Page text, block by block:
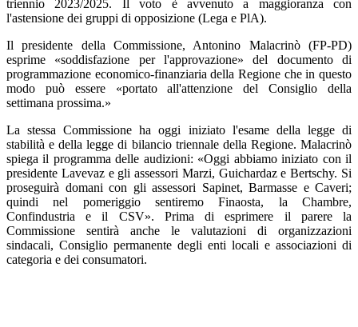
triennio 2023/2025. Il voto è avvenuto a maggioranza con
l'astensione dei gruppi di opposizione (Lega e PlA).
Il presidente della Commissione, Antonino Malacrinò (FP-PD)
esprime «soddisfazione per l'approvazione» del documento di
programmazione economico-finanziaria della Regione che in questo
modo può essere «portato all'attenzione del Consiglio della
settimana prossima.»
La stessa Commissione ha oggi iniziato l'esame della legge di
stabilità e della legge di bilancio triennale della Regione. Malacrinò
spiega il programma delle audizioni: «Oggi abbiamo iniziato con il
presidente Lavevaz e gli assessori Marzi, Guichardaz e Bertschy. Si
proseguirà domani con gli assessori Sapinet, Barmasse e Caveri;
quindi nel pomeriggio sentiremo Finaosta, la Chambre,
Confindustria e il CSV». Prima di esprimere il parere la
Commissione sentirà anche le valutazioni di organizzazioni
sindacali, Consiglio permanente degli enti locali e associazioni di
categoria e dei consumatori.